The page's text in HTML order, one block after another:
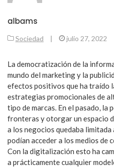
albams
Sociedad | julio 27, 2022
La democratización de la
mundo del marketing y la
efectos positivos que ha traído
estrategias promocionales de
tipo de marcas. En el pasado, la
fronteras y otorgar un espacio
a los negocios quedaba limitada
podían acceder a los medios de
Con la digitalización esto ha
a prácticamente cualquier